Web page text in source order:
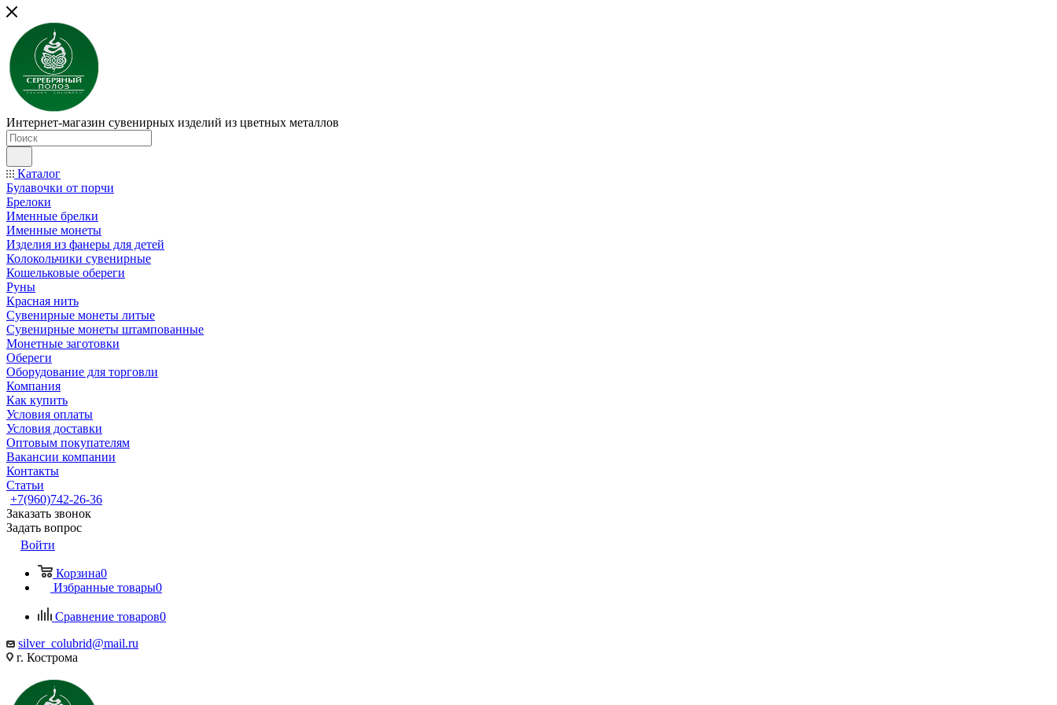
Интернет-магазин сувенирных изделий из цветных металлов
Каталог
Булавочки от порчи
Брелоки
Именные брелки
Именные монеты
Изделия из фанеры для детей
Колокольчики сувенирные
Кошельковые обереги
Руны
Красная нить
Сувенирные монеты литые
Сувенирные монеты штампованные
Монетные заготовки
Обереги
Оборудование для торговли
Компания
Как купить
Условия оплаты
Условия доставки
Оптовым покупателям
Вакансии компании
Контакты
Статьи
+7(960)742-26-36
Заказать звонок
Задать вопрос
Войти
Корзина0
Избранные товары0
Сравнение товаров0
silver_colubrid@mail.ru
г. Кострома